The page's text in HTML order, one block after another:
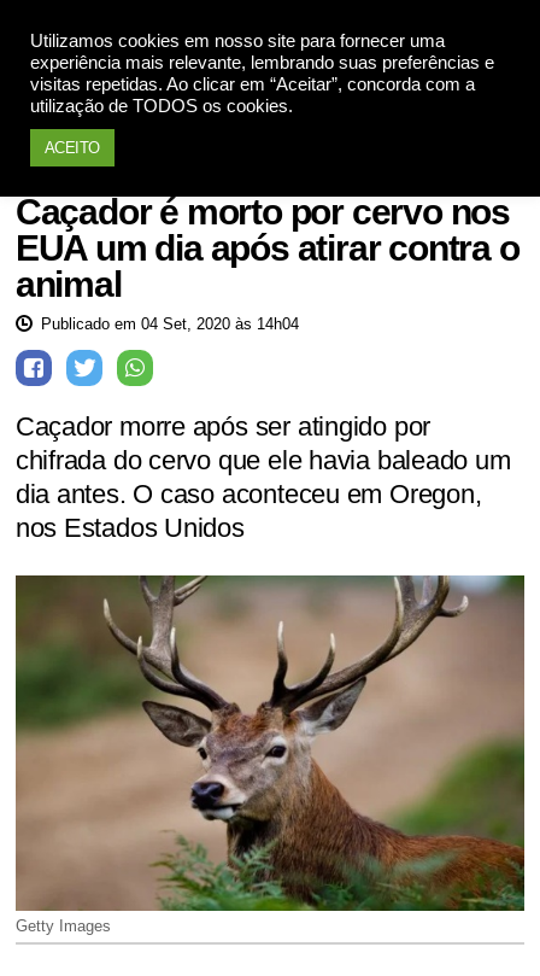
Utilizamos cookies em nosso site para fornecer uma
experiência mais relevante, lembrando suas preferências e
visitas repetidas. Ao clicar em “Aceitar”, concorda com a
utilização de TODOS os cookies.
ACEITO
Notícias
Caçador é morto por cervo nos
EUA um dia após atirar contra o
animal
Publicado em 04 Set, 2020 às 14h04
Caçador morre após ser atingido por
chifrada do cervo que ele havia baleado um
dia antes. O caso aconteceu em Oregon,
nos Estados Unidos
Getty Images